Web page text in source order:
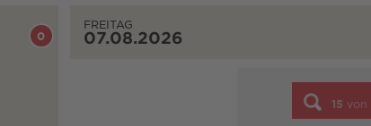
0
FREITAG
07.08.2026
15 von